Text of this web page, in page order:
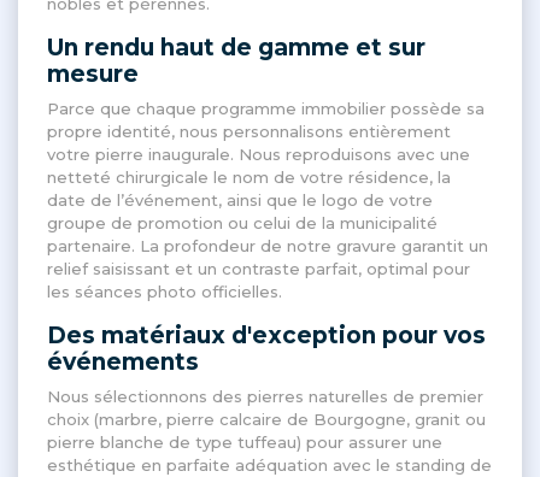
Un rendu haut de gamme et sur
mesure
Parce que chaque programme immobilier possède sa
propre identité, nous personnalisons entièrement
votre pierre inaugurale. Nous reproduisons avec une
netteté chirurgicale le nom de votre résidence, la
date de l’événement, ainsi que le logo de votre
groupe de promotion ou celui de la municipalité
partenaire. La profondeur de notre gravure garantit un
relief saisissant et un contraste parfait, optimal pour
les séances photo officielles.
Des matériaux d'exception pour vos
événements
Nous sélectionnons des pierres naturelles de premier
choix (marbre, pierre calcaire de Bourgogne, granit ou
pierre blanche de type tuffeau) pour assurer une
esthétique en parfaite adéquation avec le standing de